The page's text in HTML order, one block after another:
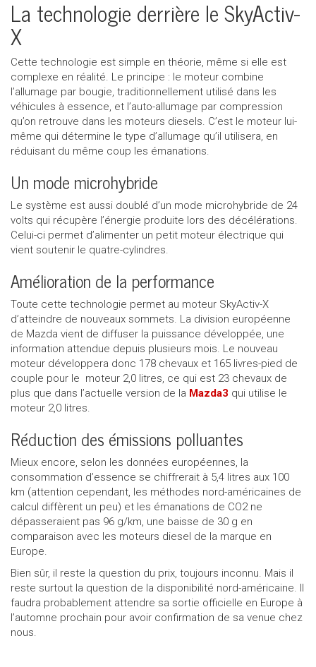
La technologie derrière le SkyActiv-
X
Cette technologie est simple en théorie, même si elle est
complexe en réalité. Le principe : le moteur combine
l’allumage par bougie, traditionnellement utilisé dans les
véhicules à essence, et l’auto-allumage par compression
qu’on retrouve dans les moteurs diesels. C’est le moteur lui-
même qui détermine le type d’allumage qu’il utilisera, en
réduisant du même coup les émanations.
Un mode microhybride
Le système est aussi doublé d’un mode microhybride de 24
volts qui récupère l’énergie produite lors des décélérations.
Celui-ci permet d’alimenter un petit moteur électrique qui
vient soutenir le quatre-cylindres.
Amélioration de la performance
Toute cette technologie permet au moteur SkyActiv-X
d’atteindre de nouveaux sommets. La division européenne
de Mazda vient de diffuser la puissance développée, une
information attendue depuis plusieurs mois. Le nouveau
moteur développera donc 178 chevaux et 165 livres-pied de
couple pour le moteur 2,0 litres, ce qui est 23 chevaux de
plus que dans l’actuelle version de la Mazda3 qui utilise le
moteur 2,0 litres.
Réduction des émissions polluantes
Mieux encore, selon les données européennes, la
consommation d’essence se chiffrerait à 5,4 litres aux 100
km (attention cependant, les méthodes nord-américaines de
calcul diffèrent un peu) et les émanations de CO2 ne
dépasseraient pas 96 g/km, une baisse de 30 g en
comparaison avec les moteurs diesel de la marque en
Europe.
Bien sûr, il reste la question du prix, toujours inconnu. Mais il
reste surtout la question de la disponibilité nord-américaine. Il
faudra probablement attendre sa sortie officielle en Europe à
l’automne prochain pour avoir confirmation de sa venue chez
nous.